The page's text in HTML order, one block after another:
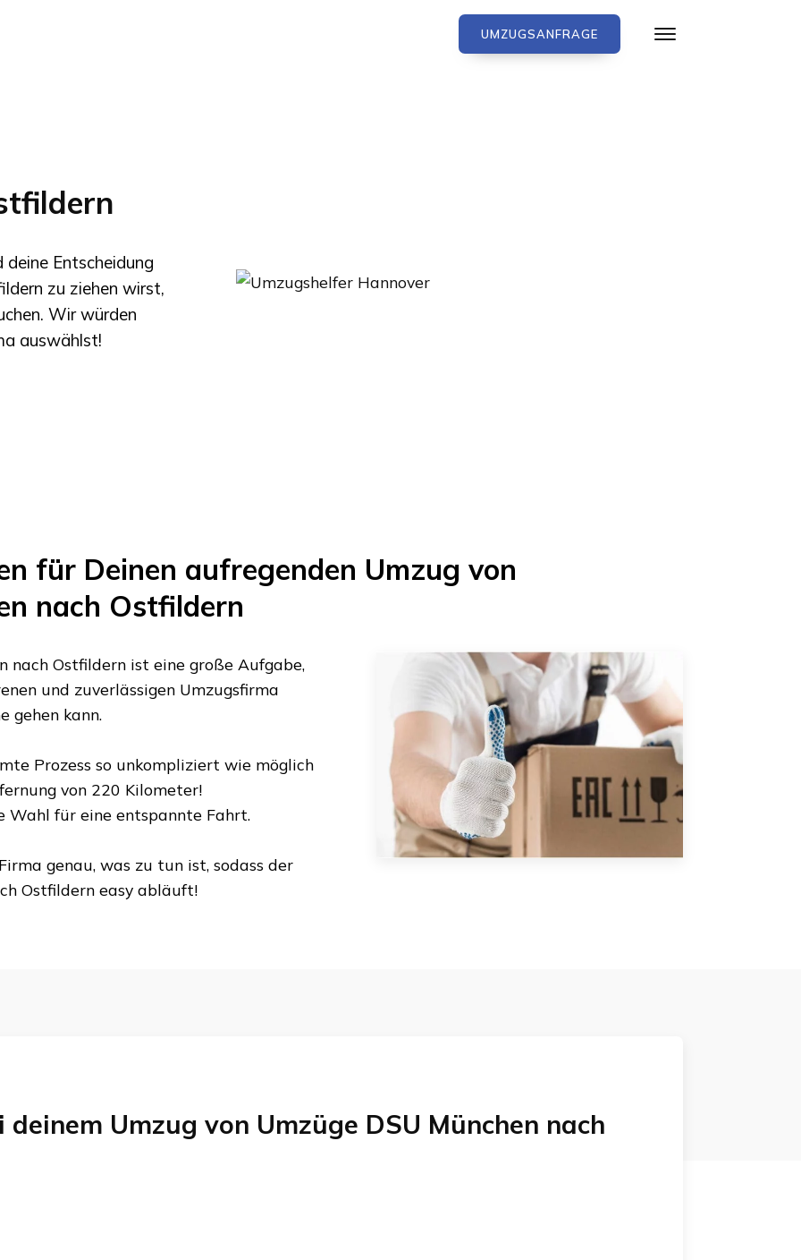
UMZUGSANFRAGE
Entscheidung
zu ziehen wirst,
Wir würden
auswählst!
für Deinen aufregenden Umzug von
nach Ostfildern
nach Ostfildern ist eine große Aufgabe,
und zuverlässigen Umzugsfirma
gehen kann.
Prozess so unkompliziert wie möglich
von 220 Kilometer!
für eine entspannte Fahrt.
genau, was zu tun ist, sodass der
Ostfildern easy abläuft!
Umzug von Umzüge DSU München nach